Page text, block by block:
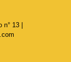
n° 13